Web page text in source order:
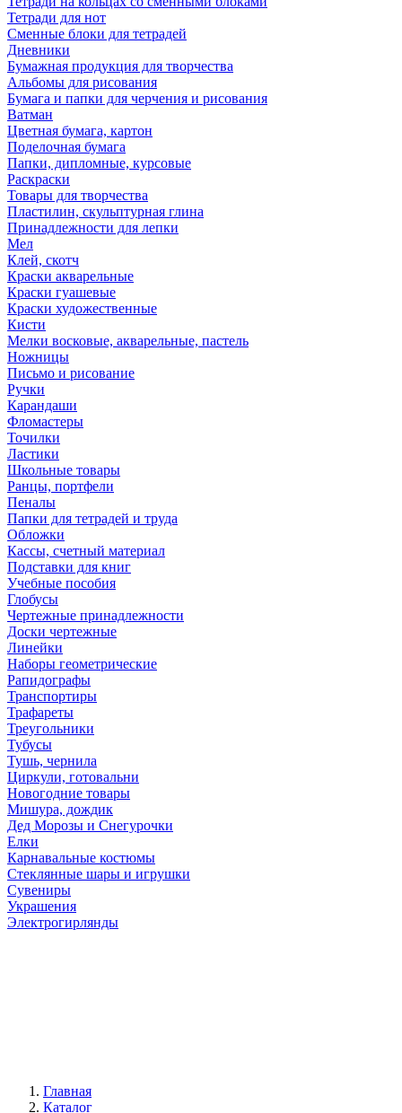
Тетради для нот
Сменные блоки для тетрадей
Дневники
Бумажная продукция для творчества
Альбомы для рисования
Бумага и папки для черчения и рисования
Ватман
Цветная бумага, картон
Поделочная бумага
Папки, дипломные, курсовые
Раскраски
Товары для творчества
Пластилин, скульптурная глина
Принадлежности для лепки
Мел
Клей, скотч
Краски акварельные
Краски гуашевые
Краски художественные
Кисти
Мелки восковые, акварельные, пастель
Ножницы
Письмо и рисование
Ручки
Карандаши
Фломастеры
Точилки
Ластики
Школьные товары
Ранцы, портфели
Пеналы
Папки для тетрадей и труда
Обложки
Кассы, счетный материал
Подставки для книг
Учебные пособия
Глобусы
Чертежные принадлежности
Доски чертежные
Линейки
Наборы геометрические
Рапидографы
Транспортиры
Трафареты
Треугольники
Тубусы
Тушь, чернила
Циркули, готовальни
Новогодние товары
Мишура, дождик
Дед Морозы и Снегурочки
Елки
Карнавальные костюмы
Стеклянные шары и игрушки
Сувениры
Украшения
Электрогирлянды
Главная
Каталог